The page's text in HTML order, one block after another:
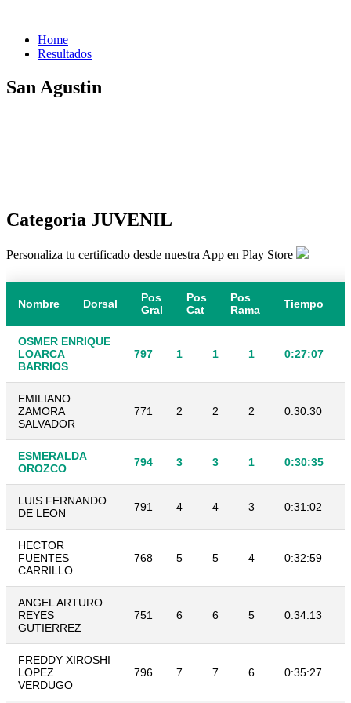
Home
Resultados
San Agustin
Categoria JUVENIL
Personaliza tu certificado desde nuestra App en Play Store
Nombre Dorsal
Pos
Gral
Pos
Cat
Pos
Rama
Tiempo
OSMER ENRIQUE
LOARCA
BARRIOS
797 1 1 1 0:27:07
EMILIANO
ZAMORA
SALVADOR
771 2 2 2 0:30:30
ESMERALDA
OROZCO
794 3 3 1 0:30:35
LUIS FERNANDO
DE LEON
791 4 4 3 0:31:02
HECTOR
FUENTES
CARRILLO
768 5 5 4 0:32:59
ANGEL ARTURO
REYES
GUTIERREZ
751 6 6 5 0:34:13
FREDDY XIROSHI
LOPEZ
VERDUGO
796 7 7 6 0:35:27